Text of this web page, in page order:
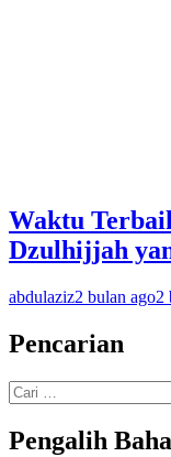
Waktu
Dzulhijjah
abdulaziz2 bulan ago2
Pencarian
Cari
untuk:
Pengalih